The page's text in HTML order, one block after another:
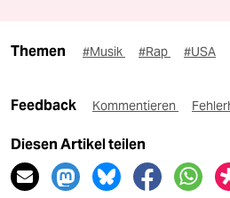
Themen #Musik #Rap #USA
Feedback Kommentieren
Diesen Artikel teilen